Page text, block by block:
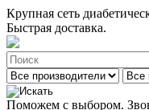
Крупная сеть
Быстрая доставка.
Поможем с выбором.